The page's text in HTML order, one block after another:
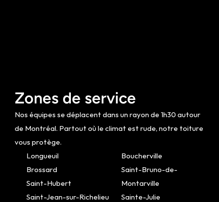
Zones de service
Nos équipes se déplacent dans un rayon de 1h30 autour
de Montréal. Partout où le climat est rude, notre toiture
vous protège.
Longueuil
Brossard
Saint-Hubert
Saint-Jean-sur-Richelieu
Boucherville
Saint-Bruno-de-
Montarville
Sainte-Julie